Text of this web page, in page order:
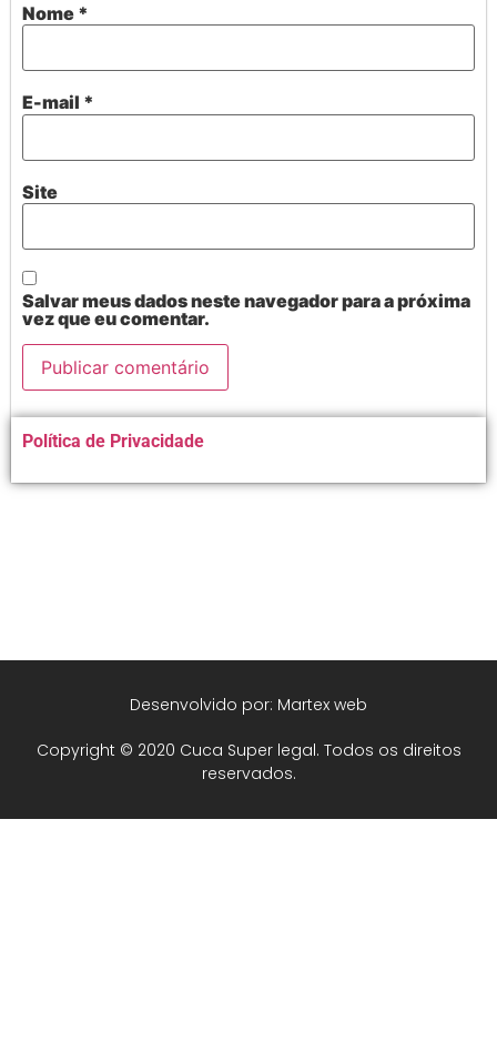
Nome *
E-mail *
Site
Salvar meus dados neste navegador para a próxima
vez que eu comentar.
Alternative:
Política de Privacidade
Copyright © 2020 Cuca Super legal. Todos os direitos
reservados.
Desenvolvido por: Martex web